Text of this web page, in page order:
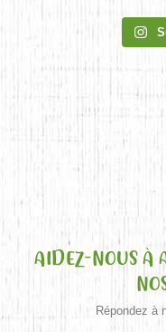
AIDEZ-NOUS À
Répondez à